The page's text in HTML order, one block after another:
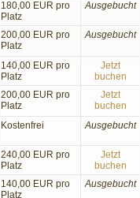
180,00 EUR pro
Platz
Ausgebucht
200,00 EUR pro
Platz
Ausgebucht
140,00 EUR pro
Platz
Jetzt
buchen
200,00 EUR pro
Platz
Jetzt
buchen
Kostenfrei Ausgebucht
240,00 EUR pro
Platz
Jetzt
buchen
140,00 EUR pro
Platz
Ausgebucht